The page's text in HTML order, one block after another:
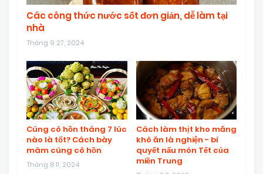
Các công thức nước sốt đơn giản, dễ làm tại
nhà
Tháng 9 27, 2024
Cúng cô hồn tháng 7 lúc
nào là tốt? Cách bày
mâm cúng cô hồn
Tháng 8 11, 2024
Cách làm thịt kho măng
khô ăn là nghiện - bí
quyết nấu món Tết của
miền Trung